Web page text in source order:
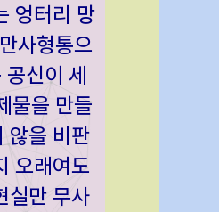
엉터리 망
사형통으
신이 세
물을 만들
않을 비판
오래여도
실만 무사